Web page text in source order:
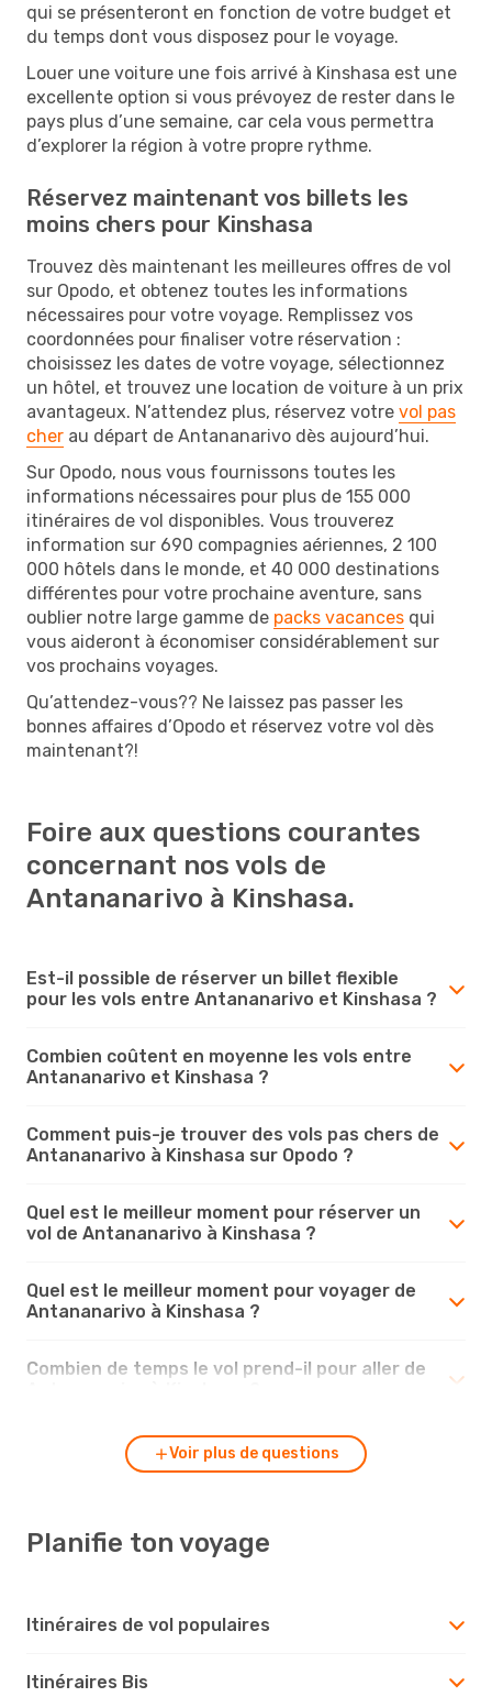
qui se présenteront en fonction de votre budget et
du temps dont vous disposez pour le voyage.
Louer une voiture une fois arrivé à Kinshasa est une
excellente option si vous prévoyez de rester dans le
pays plus d’une semaine, car cela vous permettra
d’explorer la région à votre propre rythme.
Réservez maintenant vos billets les
moins chers pour Kinshasa
Trouvez dès maintenant les meilleures offres de vol
sur Opodo, et obtenez toutes les informations
nécessaires pour votre voyage. Remplissez vos
coordonnées pour finaliser votre réservation :
choisissez les dates de votre voyage, sélectionnez
un hôtel, et trouvez une location de voiture à un prix
avantageux. N’attendez plus, réservez votre vol pas
cher au départ de Antananarivo dès aujourd’hui.
Sur Opodo, nous vous fournissons toutes les
informations nécessaires pour plus de 155 000
itinéraires de vol disponibles. Vous trouverez
information sur 690 compagnies aériennes, 2 100
000 hôtels dans le monde, et 40 000 destinations
différentes pour votre prochaine aventure, sans
oublier notre large gamme de packs vacances qui
vous aideront à économiser considérablement sur
vos prochains voyages.
Qu’attendez-vous?? Ne laissez pas passer les
bonnes affaires d’Opodo et réservez votre vol dès
maintenant?!
Foire aux questions courantes
concernant nos vols de
Antananarivo à Kinshasa.
Est-il possible de réserver un billet flexible
pour les vols entre Antananarivo et Kinshasa ?
Combien coûtent en moyenne les vols entre
Antananarivo et Kinshasa ?
Comment puis-je trouver des vols pas chers de
Antananarivo à Kinshasa sur Opodo ?
Quel est le meilleur moment pour réserver un
vol de Antananarivo à Kinshasa ?
Quel est le meilleur moment pour voyager de
Antananarivo à Kinshasa ?
Combien de temps le vol prend-il pour aller de
Voir plus de questions
Planifie ton voyage
Itinéraires de vol populaires
Itinéraires Bis